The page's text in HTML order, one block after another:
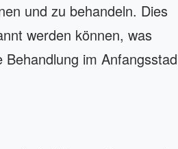
und zu behandeln. Dies
werden können, was
im